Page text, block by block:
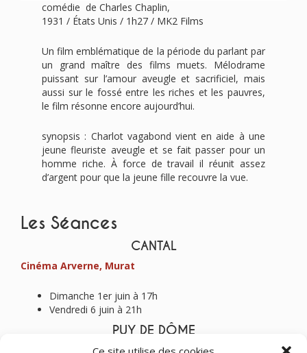
comédie de Charles Chaplin,
1931 / États Unis / 1h27 / MK2 Films
Un film emblématique de la période du parlant par
un grand maître des films muets. Mélodrame
puissant sur l’amour aveugle et sacrificiel, mais
aussi sur le fossé entre les riches et les pauvres,
le film résonne encore aujourd’hui.
synopsis : Charlot vagabond vient en aide à une
jeune fleuriste aveugle et se fait passer pour un
homme riche. À force de travail il réunit assez
d’argent pour que la jeune fille recouvre la vue.
Les Séances
CANTAL
Cinéma Arverne, Murat
Dimanche 1er juin à 17h
Vendredi 6 juin à 21h
PUY DE DÔME
Cinéma Arcadia, Riom